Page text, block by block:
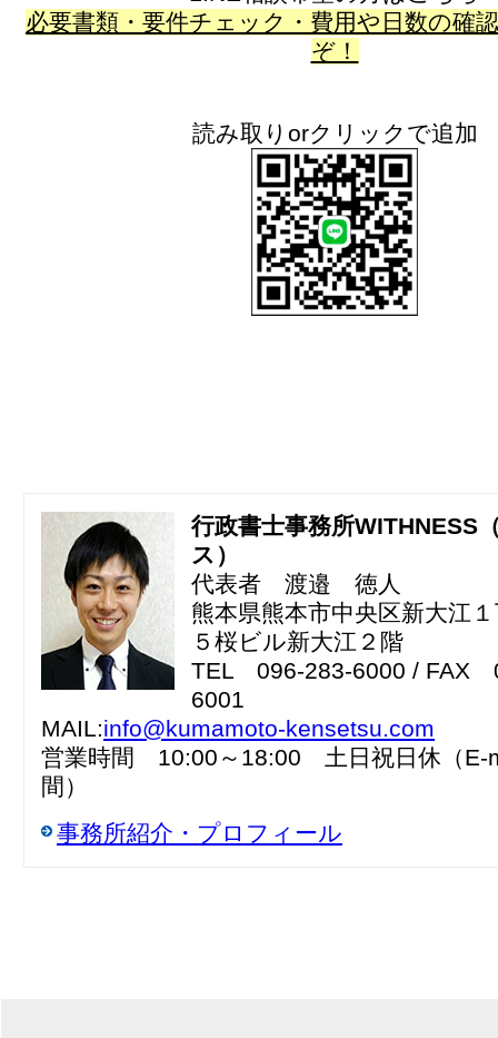
必要書類・要件チェック・費用や日数の確
ぞ！
読み取りorクリックで追加
行政書士事務所WITHNESS
ス）
代表者 渡邉 徳人
熊本県熊本市中央区新大江
５桜ビル新大江２階
TEL 096-283-6000 / FAX
6001
MAIL:info@kumamoto-kensetsu.com
営業時間 10:00～18:00 土日祝日休（E-
間）
事務所紹介・プロフィール